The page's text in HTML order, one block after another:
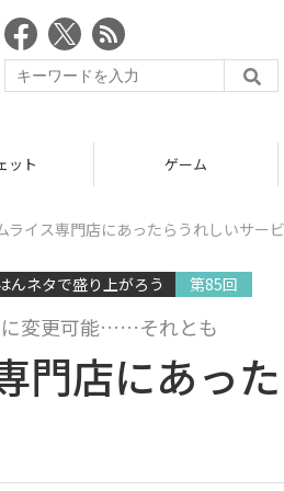
ット ゲーム
ライス専門店にあったらうれしいサー
んネタで盛り上がろう 第85回
変更可能……それとも
門店にあっ